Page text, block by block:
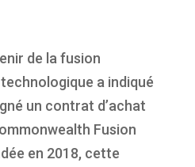
de la fusion
a indiqué
un contrat d’achat
Fusion
en 2018, cette